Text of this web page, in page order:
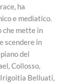
ha
e mediatico.
che mette in
scendere in
del
Collosso,
Irigoitia Belluati,